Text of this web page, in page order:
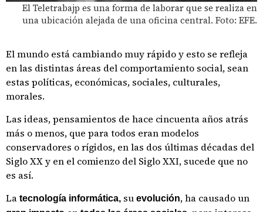
El Teletrabajp es una forma de laborar que se realiza en
una ubicación alejada de una oficina central. Foto: EFE.
El mundo está cambiando muy rápido y esto se refleja
en las distintas áreas del comportamiento social, sean
estas políticas, económicas, sociales, culturales,
morales.
Las ideas, pensamientos de hace cincuenta años atrás
más o menos, que para todos eran modelos
conservadores o rígidos, en las dos últimas décadas del
Siglo XX y en el comienzo del Siglo XXI, sucede que no
es así.
La tecnología informática, su evolución, ha causado un